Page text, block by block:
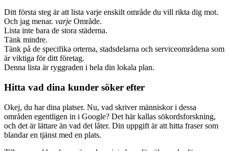
Ditt första steg är att lista varje enskilt område du vill rikta dig mot.
Och jag menar. varje Område.
Lista inte bara de stora städerna.
Tänk mindre.
Tänk på de specifika orterna, stadsdelarna och serviceområdena som
är viktiga för ditt företag.
Denna lista är ryggraden i hela din lokala plan.
Hitta vad dina kunder söker efter
Okej, du har dina platser. Nu, vad skriver människor i dessa
områden egentligen in i Google? Det här kallas sökordsforskning,
och det är lättare än vad det låter. Din uppgift är att hitta fraser som
blandar en tjänst med en plats.